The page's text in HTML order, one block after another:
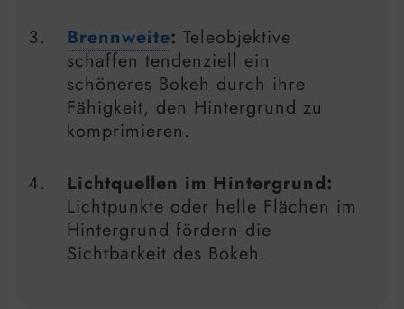
Brennweite: Teleobjektive
schaffen tendenziell ein
schöneres Bokeh durch ihre
Fähigkeit, den Hintergrund zu
komprimieren.
Lichtquellen im Hintergrund:
Lichtpunkte oder helle Flächen im
Hintergrund fördern die
Sichtbarkeit des Bokeh.